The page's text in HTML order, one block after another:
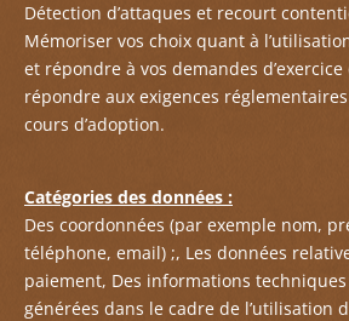
Détection d’attaques et recourt
Mémoriser vos choix quant à
et répondre à vos demandes
répondre aux exigences
cours d’adoption.
Catégories des données :
Des coordonnées (par exemple nom,
téléphone, email) ;, Les données
paiement, Des informations
générées dans le cadre de l’utilisation